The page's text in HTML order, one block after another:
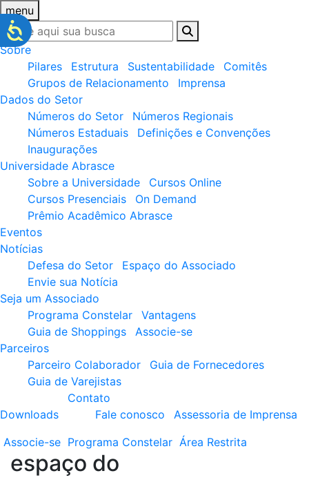
menu
Sobre
Pilares
Estrutura Sustentabilidade
Comitês
Grupos de Relacionamento
Imprensa
Dados do Setor
Números do Setor
Números Regionais
Números Estaduais
Definições e Convenções
Inaugurações
Universidade Abrasce
Sobre a Universidade
Cursos Online
Cursos Presenciais
On Demand
Prêmio Acadêmico Abrasce
Eventos
Notícias
Defesa do Setor
Espaço do Associado
Envie sua Notícia
Seja um Associado
Programa Constelar
Vantagens
Guia de Shoppings
Associe-se
Parceiros
Parceiro Colaborador
Guia de Fornecedores
Guia de Varejistas
Downloads
Contato
Fale conosco
Assessoria de Imprensa
Associe-se Programa Constelar Área Restrita
espaço do